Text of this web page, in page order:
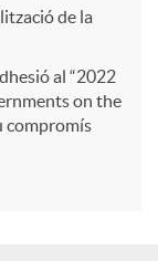
de la
al “2022
on the
compromís